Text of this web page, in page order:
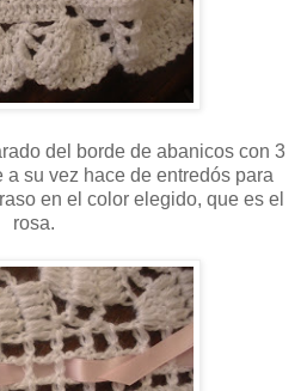
del borde de abanicos con 3
a su vez hace de entredós para
en el color elegido, que es el
rosa.